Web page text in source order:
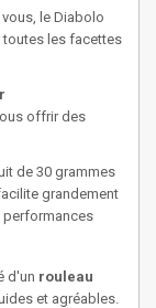
le Diabolo
toutes les facettes
offrir des
de 30 grammes
grandement
performances
d'un rouleau
et agréables.